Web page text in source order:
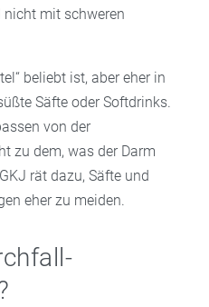
nicht mit schweren
beliebt ist, aber eher in
Säfte oder Softdrinks.
von der
zu dem, was der Darm
rät dazu, Säfte und
eher zu meiden.